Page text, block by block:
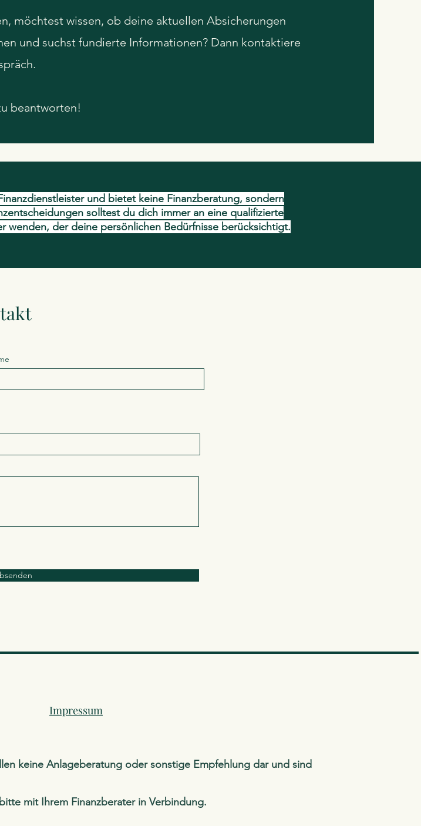
möchtest wissen, ob deine aktuellen Absicherungen
und suchst fundierte Informationen? Dann kontaktiere
beantworten!
und bietet keine Finanzberatung, sondern
solltest du dich immer an eine qualifizierte
wenden, der deine persönlichen Bedürfnisse berücksichtigt.
Impressum
keine Anlageberatung oder sonstige Empfehlung dar und sind
mit Ihrem Finanzberater in Verbindung.